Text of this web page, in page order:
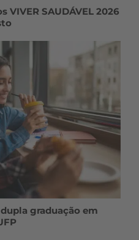
VIVER SAUDÁVEL 2026
graduação em